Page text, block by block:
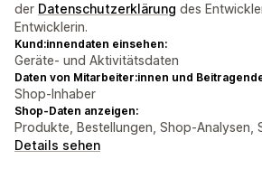
der Datenschutzerklärung des
Entwicklerin.
Kund:innendaten einsehen:
Geräte- und Aktivitätsdaten
Daten von Mitarbeiter:innen und
Shop-Inhaber
Shop-Daten anzeigen:
Produkte, Bestellungen, Shop-Analysen,
Details sehen